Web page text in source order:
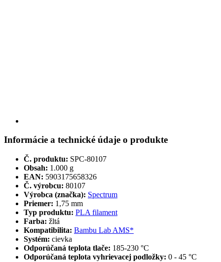
Informácie a technické údaje o produkte
Č. produktu: SPC-80107
Obsah: 1.000 g
EAN: 5903175658326
Č. výrobcu: 80107
Výrobca (značka): Spectrum
Priemer: 1,75 mm
Typ produktu: PLA filament
Farba: žltá
Kompatibilita: Bambu Lab AMS*
Systém: cievka
Odporúčaná teplota tlače: 185-230 °C
Odporúčaná teplota vyhrievacej podložky: 0 - 45 °C